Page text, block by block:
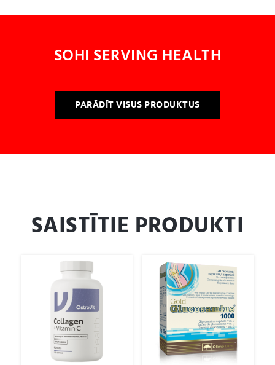
SOHI SERVING HEALTH
PARĀDĪT VISUS PRODUKTUS
SAISTĪTIE PRODUKTI